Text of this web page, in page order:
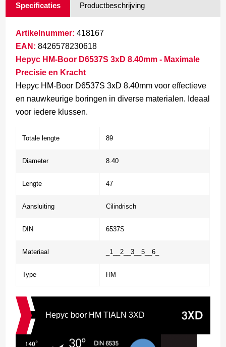
Specificaties Productbeschrijving
Artikelnummer: 418167
EAN: 8426578230618
Hepyc HM-Boor D6537S 3xD 8.40mm - Maximale
Precisie en Kracht
Hepyc HM-Boor D6537S 3xD 8.40mm voor effectieve
en nauwkeurige boringen in diverse materialen. Ideaal
voor iedere klussen.
Totale lengte 89
Diameter 8.40
Lengte 47
Aansluiting Cilindrisch
DIN 6537S
Materiaal _1__2__3__5__6_
Type HM
Hepyc boor HM TIALN 3XD